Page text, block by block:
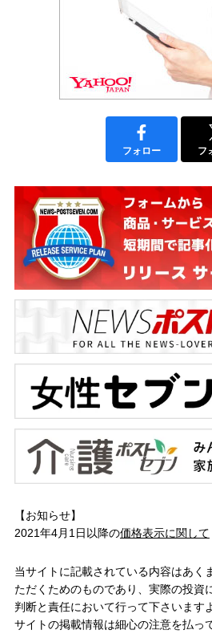
フォロー フ
【お知らせ】
2021年4月1日以降の価格表示に関して
当サイトに記載されている内容はあく
ただくためのものであり、実際の投資
判断と責任において行って下さいます
サイトの掲載情報は細心の注意を払っ